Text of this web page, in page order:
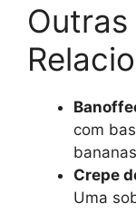
com
Crepe
Uma